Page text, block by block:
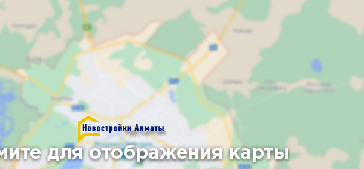
для отображения карты